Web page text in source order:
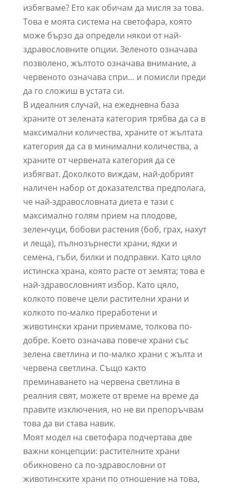
избягваме? Ето как обичам да мисля за това.
Това е моята система на светофара, която
може бързо да определи някои от най-
здравословните опции. Зеленото означава
позволено, жълтото означава внимание, а
червеното означава спри… и помисли преди
да го сложиш в устата си.
В идеалния случай, на ежедневна база
храните от зелената категория трябва да са в
максимални количества, храните от жълтата
категория да са в минимални количества, а
храните от червената категория да се
избягват. Доколкото виждам, най-добрият
наличен набор от доказателства предполага,
че най-здравословната диета е тази с
максимално голям прием на плодове,
зеленчуци, бобови растения (боб, грах, нахут
и леща), пълнозърнести храни, ядки и
семена, гъби, билки и подправки. Като цяло
истинска храна, която расте от земята; това е
най-здравословният избор. Като цяло,
колкото повече цели растителни храни и
колкото по-малко преработени и
животински храни приемаме, толкова по-
добре. Което означава повече храни със
зелена светлина и по-малко храни с жълта и
червена светлина. Също както
преминаването на червена светлина в
реалния свят, можете от време на време да
правите изключения, но не ви препоръчвам
това да ви става навик.
Моят модел на светофара подчертава две
важни концепции: растителните храни
обикновено са по-здравословни от
животинските храни по отношение на това,